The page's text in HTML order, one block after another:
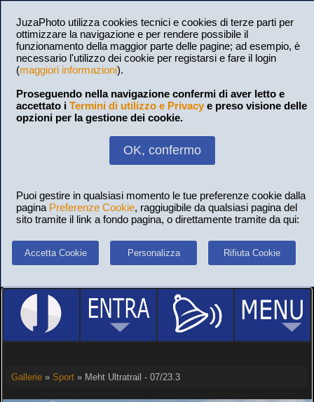
JuzaPhoto utilizza cookies tecnici e cookies di terze parti per
ottimizzare la navigazione e per rendere possibile il
funzionamento della maggior parte delle pagine; ad esempio, è
necessario l'utilizzo dei cookie per registarsi e fare il login
(maggiori informazioni).
Proseguendo nella navigazione confermi di aver letto e
accettato i Termini di utilizzo e Privacy e preso visione delle
opzioni per la gestione dei cookie.
OK, confermo
Puoi gestire in qualsiasi momento le tue preferenze cookie dalla
pagina Preferenze Cookie, raggiugibile da qualsiasi pagina del
sito tramite il link a fondo pagina, o direttamente tramite da qui:
Accetta Cookie Personalizza Rifiuta Cookie
Gallerie» Sport» Meht Ultratrail - 07/23.3